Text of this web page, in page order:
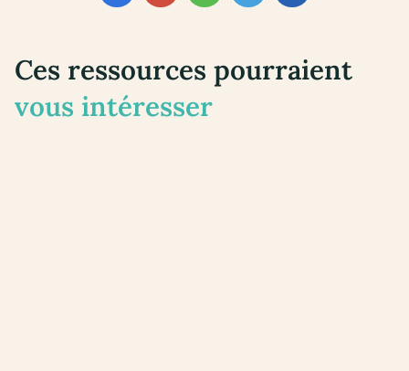
Ces ressources pourraient
vous intéresser